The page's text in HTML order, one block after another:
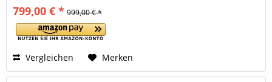
799,00 € * 999,00 € *
Vergleichen Merken